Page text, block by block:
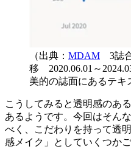
（出典： MDAM 3誌
移 2020.06.01～
美的の誌面にあるテキ
こうしてみると透明感のあ
あるようです。今回はそん
べく、こだわりを持って透
感メイク」としていくつか